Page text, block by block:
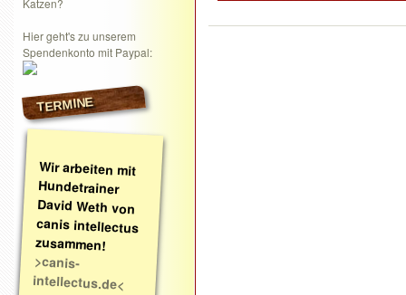
Katzen?
Hier geht's zu unserem
Spendenkonto mit Paypal:
TERMINE
Wir arbeiten mit
Hundetrainer
David Weth von
canis intellectus
zusammen!
>canis-
intellectus.de<